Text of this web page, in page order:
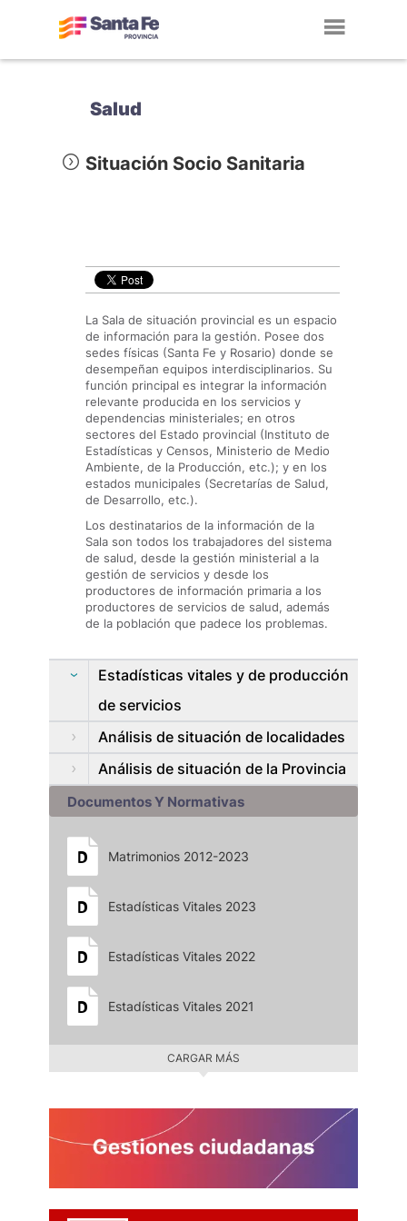
Salud
Situación Socio Sanitaria
La Sala de situación provincial es un espacio
de información para la gestión. Posee dos
sedes físicas (Santa Fe y Rosario) donde se
desempeñan equipos interdisciplinarios. Su
función principal es integrar la información
relevante producida en los servicios y
dependencias ministeriales; en otros
sectores del Estado provincial (Instituto de
Estadísticas y Censos, Ministerio de Medio
Ambiente, de la Producción, etc.); y en los
estados municipales (Secretarías de Salud,
de Desarrollo, etc.).
Los destinatarios de la información de la
Sala son todos los trabajadores del sistema
de salud, desde la gestión ministerial a la
gestión de servicios y desde los
productores de información primaria a los
productores de servicios de salud, además
de la población que padece los problemas.
Estadísticas vitales y de producción
de servicios
Análisis de situación de localidades
Análisis de situación de la Provincia
Documentos Y Normativas
Matrimonios 2012-2023
Estadísticas Vitales 2023
Estadísticas Vitales 2022
Estadísticas Vitales 2021
CARGAR MÁS